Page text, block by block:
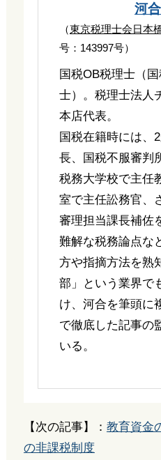
河
（東京税理士会日本
号：143997号）
国税OB税理士（
士）。税理士法人
本店代表。
国税在籍時には、
長、国税不服審判
税務大学校で主任
室で主任訟務官、
審理担当課長補佐
難解な税務論点な
方や指摘方法を熟
部」という業界で
け、河合を筆頭に
で徹底した記事の
いる。
【次の記事】： 教育資金
の非課税制度